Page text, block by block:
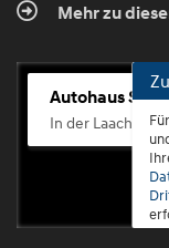
Mehr zu
Autohaus
In der Laach 76,